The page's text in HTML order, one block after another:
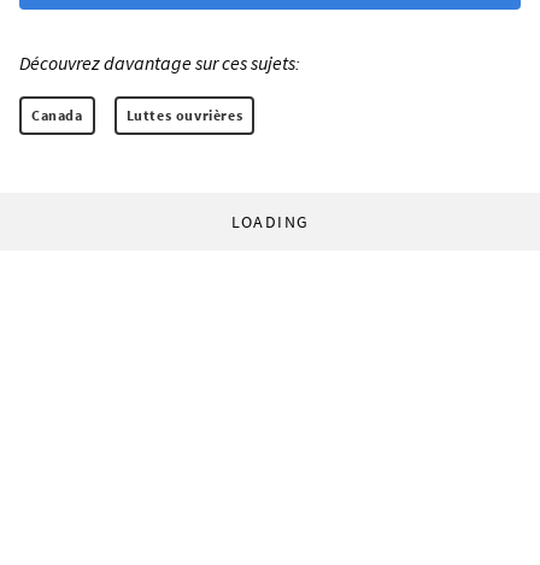
Découvrez davantage sur ces sujets:
Canada Luttes ouvrières
LOADING